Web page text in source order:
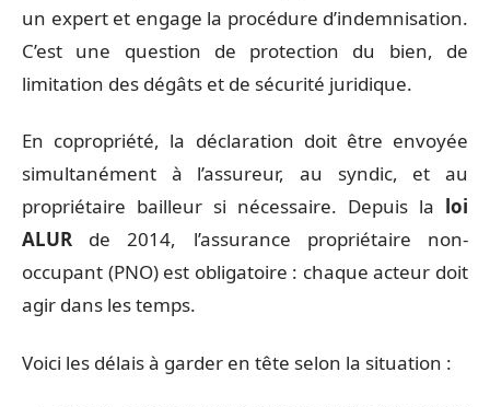
un expert et engage la procédure d’indemnisation.
C’est une question de protection du bien, de
limitation des dégâts et de sécurité juridique.
En copropriété, la déclaration doit être envoyée
simultanément à l’assureur, au syndic, et au
propriétaire bailleur si nécessaire. Depuis la loi
ALUR de 2014, l’assurance propriétaire non-
occupant (PNO) est obligatoire : chaque acteur doit
agir dans les temps.
Voici les délais à garder en tête selon la situation :